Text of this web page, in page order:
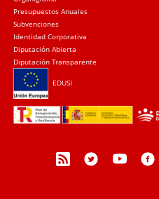
Presupuestos Anuales
Subvenciones
Identidad Corporativa
Diputación Abierta
Diputación Transparente
EDUSI